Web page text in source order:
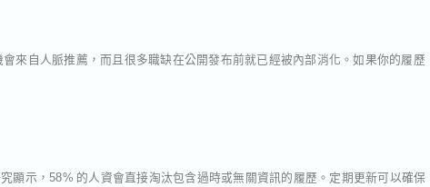
來自人脈推薦，而且很多職缺在公開發布前就已經被內部消化。如果你的履歷
顯示，58% 的人資會直接淘汰包含過時或無關資訊的履歷。定期更新可以確保